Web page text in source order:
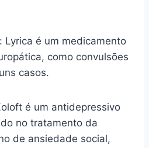
Lyrica é um medicamento
como convulsões
casos.
é um antidepressivo
no tratamento da
de ansiedade social,